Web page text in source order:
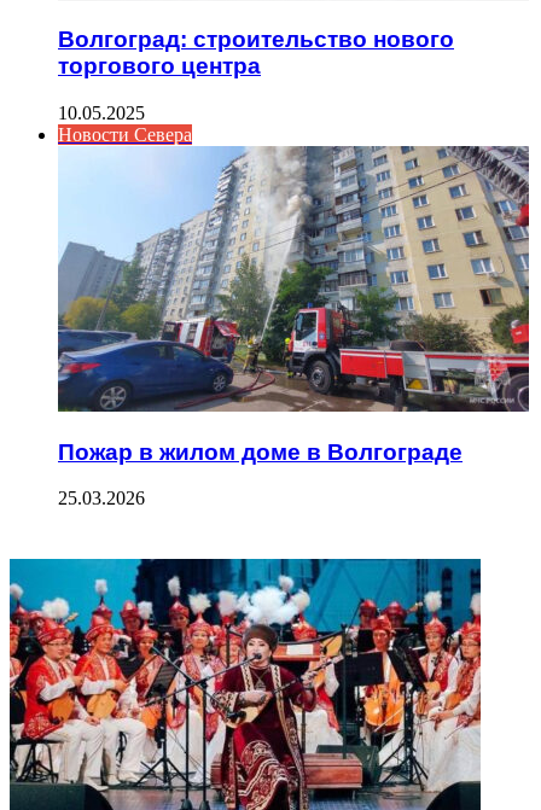
Волгоград: строительство нового
торгового центра
10.05.2025
Новости Севера
Пожар в жилом доме в Волгограде
25.03.2026